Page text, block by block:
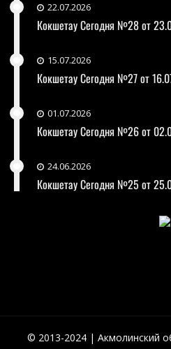
22.07.2026
Кокшетау Сегодня №28 от
15.07.2026
Кокшетау Сегодня №27 от
01.07.2026
Кокшетау Сегодня №26 от
24.06.2026
Кокшетау Сегодня №25 от
© 2013-2024 | Акмолинский